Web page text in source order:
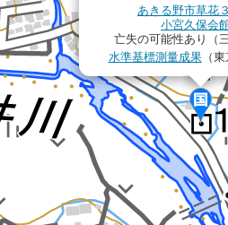
あきる野市草花
小宮久保会
亡失の可能性あり（
水準基標測量成果（東